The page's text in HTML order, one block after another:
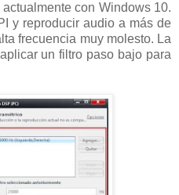
con Windows 10.
y reproducir audio a más de
frecuencia muy molesto. La
un filtro paso bajo para